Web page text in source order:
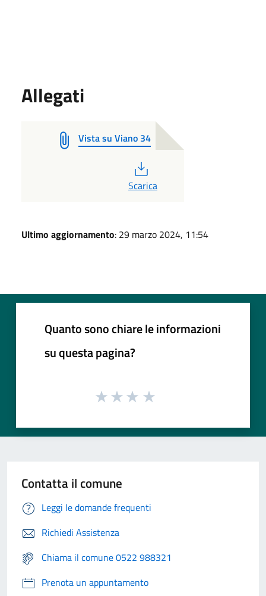
Allegati
Vista su Viano 34
Scarica
Ultimo aggiornamento: 29 marzo 2024, 11:54
Quanto sono chiare le informazioni
su questa pagina?
Contatta il comune
Leggi le domande frequenti
Richiedi Assistenza
Chiama il comune 0522 988321
Prenota un appuntamento